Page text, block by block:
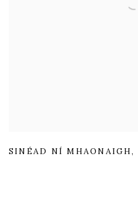
SINÉAD NÍ MHAONAIGH,